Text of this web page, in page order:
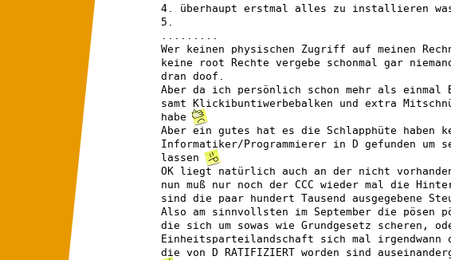
4. überhaupt erstmal alles zu installieren
5.
.........
Wer keinen physischen Zugriff auf meinen
keine root Rechte vergebe schonmal gar
dran doof.
Aber da ich persönlich schon mehr als
samt Klickibuntiwerbebalken und extra
habe
Aber ein gutes hat es die Schlapphüte haben
Informatiker/Programmierer in D gefunden um
lassen
OK liegt natürlich auch an der nicht
nun muß nur noch der CCC wieder mal die
sind die paar hundert Tausend ausgegebene
Also am sinnvollsten im September die pösen
die sich um sowas wie Grundgesetz scheren,
Einheitsparteilandschaft sich mal irgendwann
die von D RATIFIZIERT worden sind